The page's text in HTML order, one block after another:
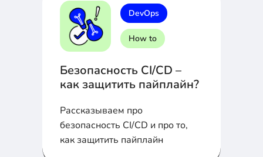
DevOps
How to
Безопасность CI/CD –
как защитить пайплайн?
Рассказываем про
безопасность CI/CD и про то,
как защитить пайплайн